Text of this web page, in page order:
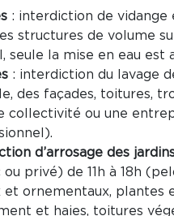
: interdiction de vidange
structures de volume
seule la mise en eau est
: interdiction du lavage
des façades, toitures,
collectivité ou une
d’arrosage des
privé) de 11h à 18h
et ornementaux, plantes
et haies, toitures